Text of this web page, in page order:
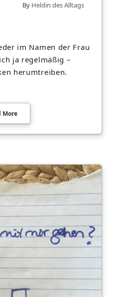
By Heldin des Alltags
im Namen der Frau
ja regelmäßig –
herumtreiben.
More